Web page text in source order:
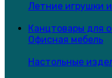
Летние игрушки
Канцтовары для
Офисная мебель
Настольные